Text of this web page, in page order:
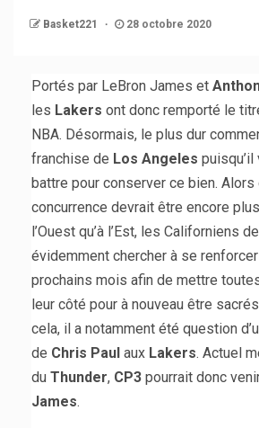
Basket221 28 octobre 2020
Portés par LeBron James et
les Lakers ont donc remporté le
NBA. Désormais, le plus dur
franchise de Los Angeles
battre pour conserver ce bien. Alors
concurrence devrait être encore
l’Ouest qu’à l’Est, les Californiens
évidemment chercher à se
prochains mois afin de mettre
leur côté pour à nouveau être
cela, il a notamment été question
de Chris Paul aux Lakers. Actuel
du Thunder, CP3 pourrait donc
James.